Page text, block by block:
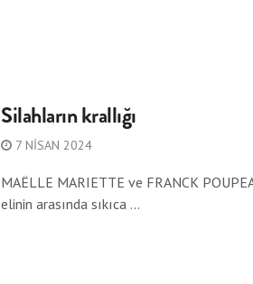
Silahların krallığı
7 NISAN 2024
MAËLLE MARIETTE ve FRANCK
elinin arasında sıkıca ...